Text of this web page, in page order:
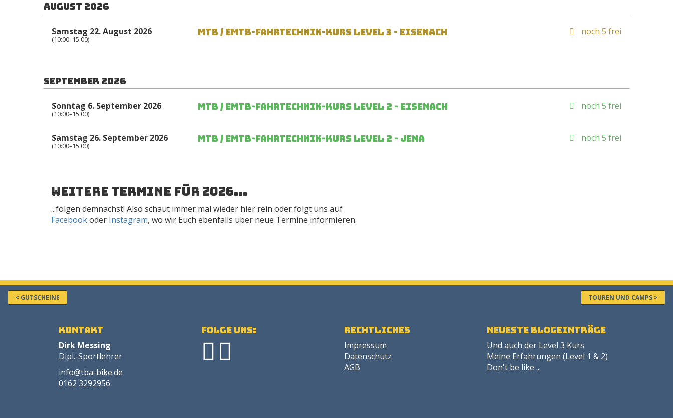
August 2026
Samstag 22. August 2026
(10:00–15:00)
MTB / EMTB-Fahrtechnik-Kurs Level 3 - Eisenach noch 5 frei
September 2026
Sonntag 6. September 2026
(10:00–15:00)
MTB / EMTB-Fahrtechnik-Kurs Level 2 - Eisenach noch 5 frei
Samstag 26. September 2026
(10:00–15:00)
MTB / EMTB-Fahrtechnik-Kurs Level 2 - Jena noch 5 frei
Weitere Termine für 2026...
...folgen demnächst! Also schaut immer mal wieder hier rein oder folgt uns auf
Facebookoder Instagram, wo wir Euch ebenfalls über neue Termine informieren.
< GUTSCHEINE TOUREN UND CAMPS >
Kontakt
Dirk Messing
Dipl.-Sportlehrer
info@tba-bike.de
0162 3292956
Folge uns: Rechtliches
Impressum
Datenschutz
AGB
neueste Blogeinträge
Und auch der Level 3 Kurs
Meine Erfahrungen (Level 1 & 2)
Don't be like ...